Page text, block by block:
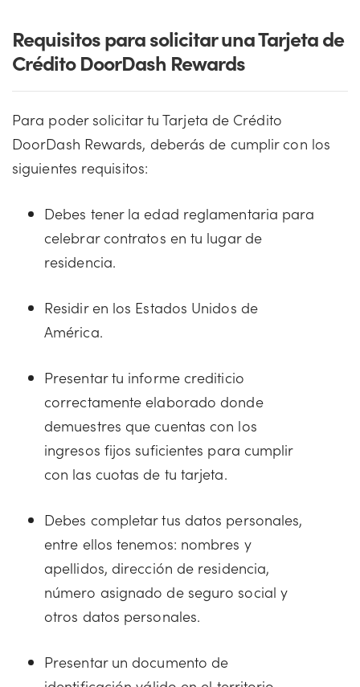
Requisitos para solicitar una Tarjeta de
Crédito DoorDash Rewards
Para poder solicitar tu Tarjeta de Crédito
DoorDash Rewards, deberás de cumplir con los
siguientes requisitos:
Debes tener la edad reglamentaria para
celebrar contratos en tu lugar de
residencia.
Residir en los Estados Unidos de
América.
Presentar tu informe crediticio
correctamente elaborado donde
demuestres que cuentas con los
ingresos fijos suficientes para cumplir
con las cuotas de tu tarjeta.
Debes completar tus datos personales,
entre ellos tenemos: nombres y
apellidos, dirección de residencia,
número asignado de seguro social y
otros datos personales.
Presentar un documento de